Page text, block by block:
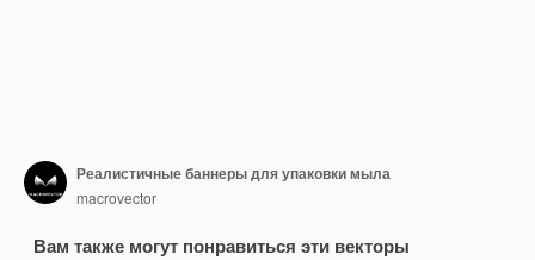
Реалистичные баннеры для упаковки мыла
macrovector
Вам также могут понравиться эти векторы